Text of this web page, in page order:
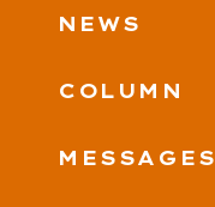
NEWS
COLUMN
MESSAGES